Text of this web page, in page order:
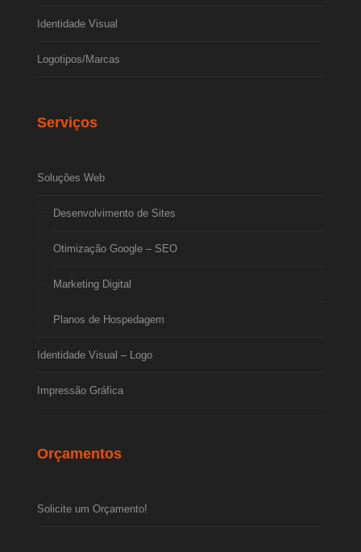
Identidade Visual
Logotipos/Marcas
Serviços
Soluções Web
Desenvolvimento de Sites
Otimização Google – SEO
Marketing Digital
Planos de Hospedagem
Identidade Visual – Logo
Impressão Gráfica
Orçamentos
Solicite um Orçamento!